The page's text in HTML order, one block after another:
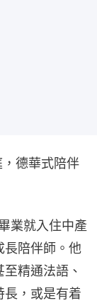
德華式陪伴
業就入住中產
長陪伴師。他
精通法語、
長，或是有着